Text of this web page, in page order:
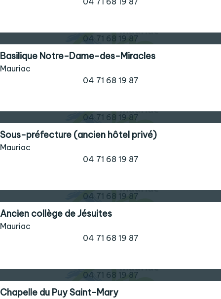
04 71 68 19 87
Basilique Notre-Dame-des-Miracles
Mauriac
04 71 68 19 87
04 71 68 19 87
Sous-préfecture (ancien hôtel privé)
Mauriac
04 71 68 19 87
04 71 68 19 87
Ancien collège de Jésuites
Mauriac
04 71 68 19 87
04 71 68 19 87
Chapelle du Puy Saint-Mary